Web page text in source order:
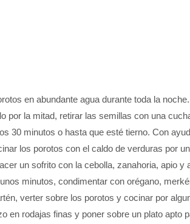
en abundante agua durante toda la noche.
por la mitad, retirar las semillas con una
30 minutos o hasta que esté tierno. Con
los porotos con el caldo de verduras por
un sofrito con la cebolla, zanahoria, apio
minutos, condimentar con orégano,
verter sobre los porotos y cocinar por
en rodajas finas y poner sobre un plato apto